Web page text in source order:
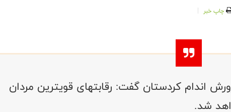
چاپ خبر
اندام کردستان گفت: رقابتهای قویترین مردان
شد.